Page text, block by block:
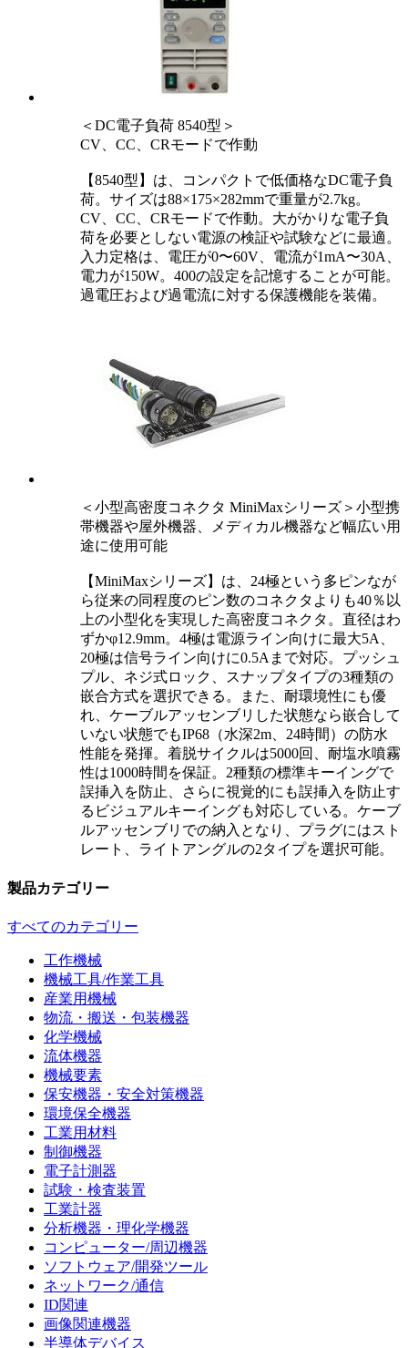
＜DC電子負荷 8540型＞
CV、CC、CRモードで作動
【8540型】は、コンパクトで低価格なDC電子負
荷。サイズは88×175×282mmで重量が2.7kg。
CV、CC、CRモードで作動。大がかりな電子負
荷を必要としない電源の検証や試験などに最適。
入力定格は、電圧が0〜60V、電流が1mA〜30A、
電力が150W。400の設定を記憶することが可能。
過電圧および過電流に対する保護機能を装備。
＜小型高密度コネクタ MiniMaxシリーズ＞小型携
帯機器や屋外機器、メディカル機器など幅広い用
途に使用可能
【MiniMaxシリーズ】は、24極という多ピンなが
ら従来の同程度のピン数のコネクタよりも40％以
上の小型化を実現した高密度コネクタ。直径はわ
ずかφ12.9mm。4極は電源ライン向けに最大5A、
20極は信号ライン向けに0.5Aまで対応。プッシュ
プル、ネジ式ロック、スナップタイプの3種類の
嵌合方式を選択できる。また、耐環境性にも優
れ、ケーブルアッセンブリした状態なら嵌合して
いない状態でもIP68（水深2m、24時間）の防水
性能を発揮。着脱サイクルは5000回、耐塩水噴霧
性は1000時間を保証。2種類の標準キーイングで
誤挿入を防止、さらに視覚的にも誤挿入を防止す
るビジュアルキーイングも対応している。ケーブ
ルアッセンブリでの納入となり、プラグにはスト
レート、ライトアングルの2タイプを選択可能。
製品カテゴリー
すべてのカテゴリー
工作機械
機械工具/作業工具
産業用機械
物流・搬送・包装機器
化学機械
流体機器
機械要素
保安機器・安全対策機器
環境保全機器
工業用材料
制御機器
電子計測器
試験・検査装置
工業計器
分析機器・理化学機器
コンピューター/周辺機器
ソフトウェア/開発ツール
ネットワーク/通信
ID関連
画像関連機器
半導体デバイス